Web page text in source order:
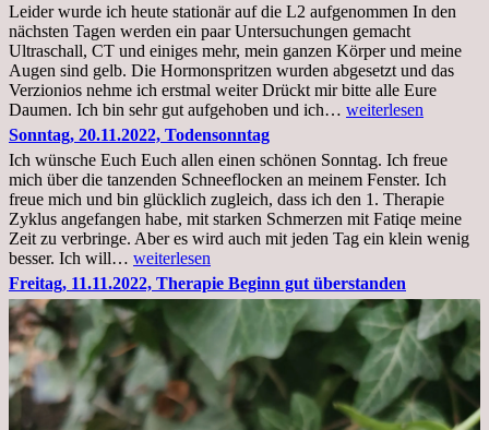
Leider wurde ich heute stationär auf die L2 aufgenommen In den
nächsten Tagen werden ein paar Untersuchungen gemacht
Ultraschall, CT und einiges mehr, mein ganzen Körper und meine
Augen sind gelb. Die Hormonspritzen wurden abgesetzt und das
Verzionios nehme ich erstmal weiter Drückt mir bitte alle Eure
Daumen. Ich bin sehr gut aufgehoben und ich… Mittwoch.
Krankenhaus
stationär
weiterlesen
Sonntag, 20.11.2022, Todensonntag
Ich wünsche Euch Euch allen einen schönen Sonntag. Ich freue
mich über die tanzenden Schneeflocken an meinem Fenster. Ich
freue mich und bin glücklich zugleich, dass ich den 1. Therapie
Zyklus angefangen habe, mit starken Schmerzen mit Fatiqe meine
Zeit zu verbringe. Aber es wird auch mit jeden Tag ein klein wenig
besser. Ich will… Sonntag,
20.11.2022,
Todensonntag
weiterlesen
Freitag, 11.11.2022, Therapie Beginn gut überstanden